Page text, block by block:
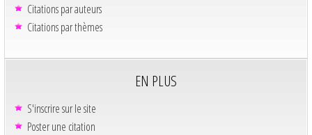
Citations par auteurs
Citations par thèmes
EN PLUS
S'inscrire sur le site
Poster une citation